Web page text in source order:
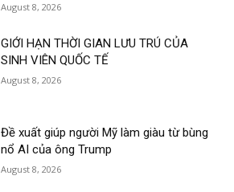
August 8, 2026
GIỚI HẠN THỜI GIAN LƯU TRÚ CỦA
SINH VIÊN QUỐC TẾ
August 8, 2026
Đề xuất giúp người Mỹ làm giàu từ bùng
nổ AI của ông Trump
August 8, 2026